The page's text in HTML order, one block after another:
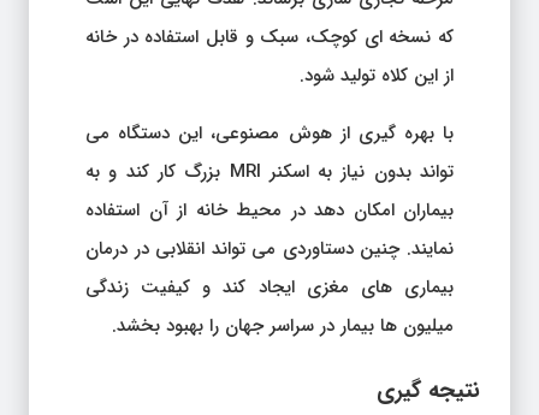
که نسخه ای کوچک، سبک و قابل استفاده در خانه
از این کلاه تولید شود.
با بهره گیری از هوش مصنوعی، این دستگاه می
تواند بدون نیاز به اسکنر MRI بزرگ کار کند و به
بیماران امکان دهد در محیط خانه از آن استفاده
نمایند. چنین دستاوردی می تواند انقلابی در درمان
بیماری های مغزی ایجاد کند و کیفیت زندگی
میلیون ها بیمار در سراسر جهان را بهبود بخشد.
نتیجه گیری